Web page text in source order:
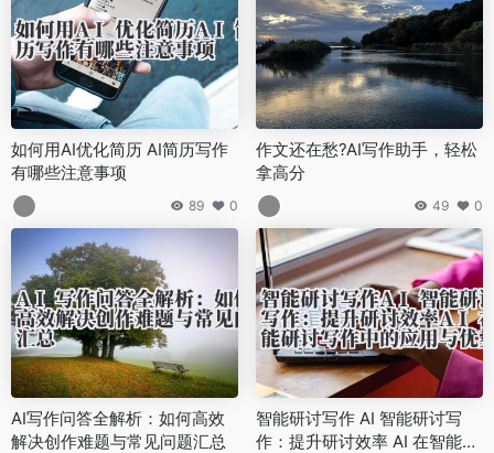
如何用AI优化简历 AI简历写作
有哪些注意事项
89 0
作文还在愁?AI写作助手，轻松
拿高分
49 0
AI写作问答全解析：如何高效
解决创作难题与常见问题汇总
智能研讨写作 AI 智能研讨写
作：提升研讨效率 AI 在智能研